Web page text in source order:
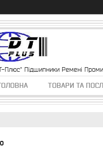
Плюс" Підшипники Ремені
ТОВАРИ ТА